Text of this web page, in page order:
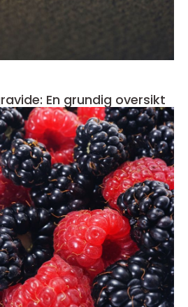
En grundig oversikt